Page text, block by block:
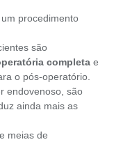
procedimento
são
completa e
o pós-operatório.
endovenoso, são
ainda mais as
meias de